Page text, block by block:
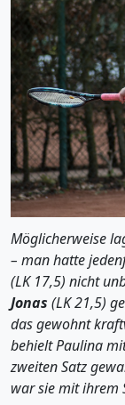
Möglicherweise
– man hatte
(LK 17,5) nicht
Jonas (LK 21,5)
das gewohnt
behielt Paulina
zweiten Satz
war sie mit ihrem